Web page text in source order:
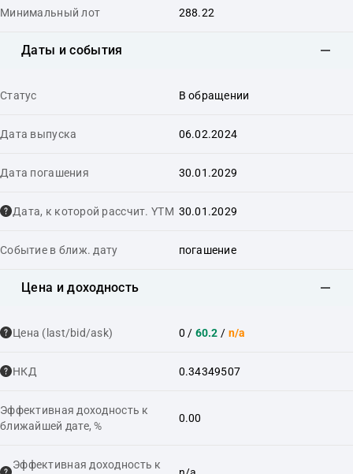
Минимальный лот 288.22
Даты и события
Статус В обращении
Дата выпуска 06.02.2024
Дата погашения 30.01.2029
Дата, к которой рассчит. YTM 30.01.2029
Событие в ближ. дату погашение
Цена и доходность
Цена (last/bid/ask) 0 / 60.2 / n/a
НКД 0.34349507
Эффективная доходность к
ближайшей дате, %
0.00
Эффективная доходность к